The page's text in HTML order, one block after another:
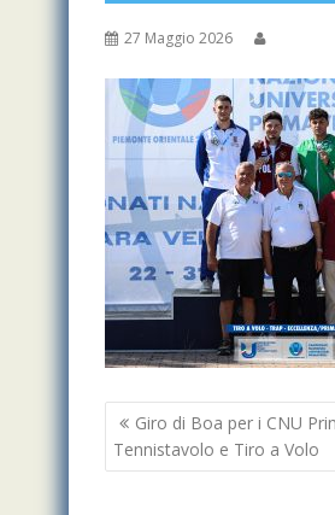
27 Maggio 2026
Navigazione
articoli
Giro di Boa per i CNU
Tennistavolo e Tiro a Volo